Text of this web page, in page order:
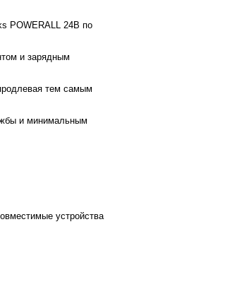
POWERALL 24В по
и зарядным
тем самым
и минимальным
устройства